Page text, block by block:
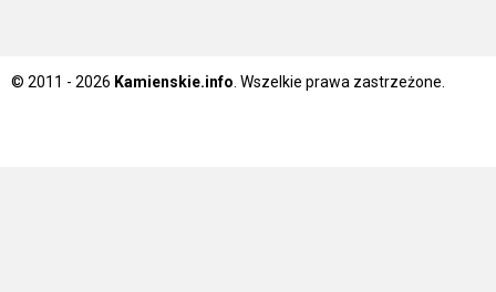
© 2011 - 2026 Kamienskie.info . Wszelkie prawa zastrzeżone.